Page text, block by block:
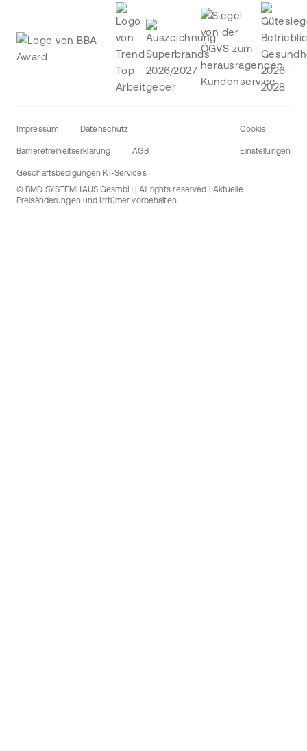
Impressum Datenschutz
Barrierefreiheitserklärung AGB
Geschäftsbedigungen KI-Services
Cookie
Einstellungen
© BMD SYSTEMHAUS GesmbH | All rights reserved | Aktuelle
Preisänderungen und Irrtümer vorbehalten